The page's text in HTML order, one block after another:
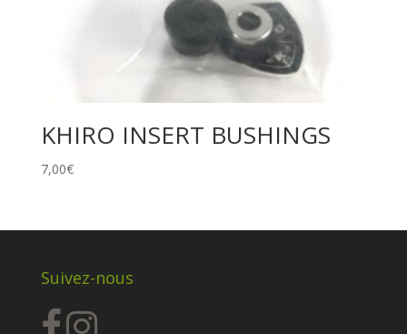
KHIRO INSERT BUSHINGS
7,00€
Suivez-nous